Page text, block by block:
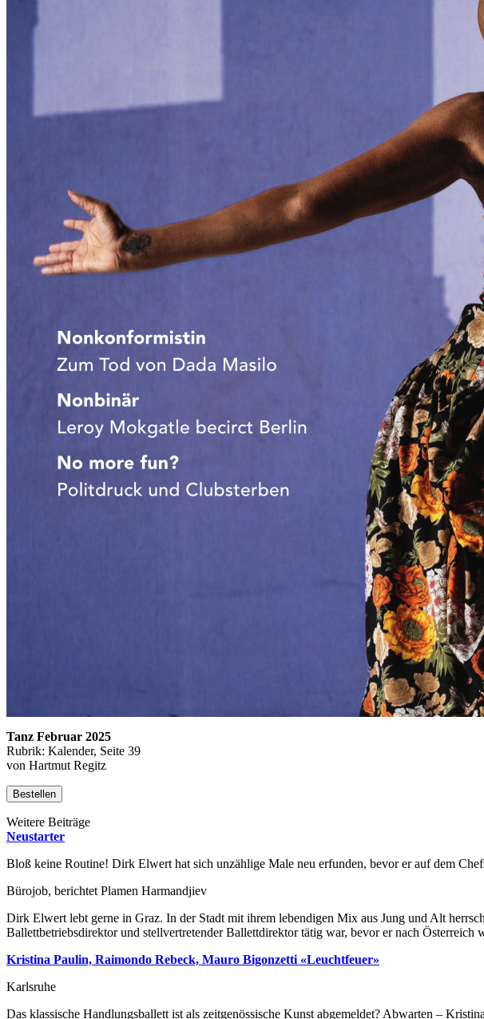
Tanz Februar 2025
Rubrik: Kalender, Seite 39
von Hartmut Regitz
Bestellen
Weitere Beiträge
Neustarter
Bloß keine Routine! Dirk Elwert hat sich unzählige Male neu erfunden, bevor er auf dem
Bürojob, berichtet Plamen Harmandjiev
Dirk Elwert lebt gerne in Graz. In der Stadt mit ihrem lebendigen Mix aus Jung und Alt
Ballettbetriebsdirektor und stellvertretender Ballettdirektor tätig war, bevor er nach
Kristina Paulin, Raimondo Rebeck, Mauro Bigonzetti «Leuchtfeuer»
Karlsruhe
Das klassische Handlungsballett ist als zeitgenössische Kunst abgemeldet? Abwarten –